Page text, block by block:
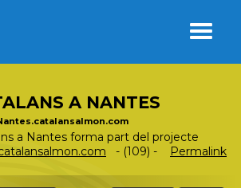
A NANTES
a Nantes forma part del projecte
- (109) -
Permalink